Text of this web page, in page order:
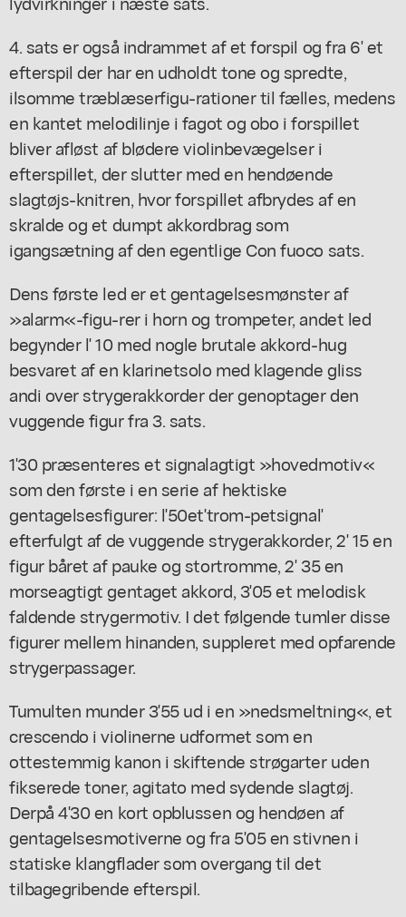
4. sats er også indrammet af et forspil og fra 6' et
efterspil der har en udholdt tone og spredte,
ilsomme træblæserfigu-rationer til fælles, medens
en kantet melodilinje i fagot og obo i forspillet
bliver afløst af blødere violinbevægelser i
efterspillet, der slutter med en hendøende
slagtøjs-knitren, hvor forspillet afbrydes af en
skralde og et dumpt akkordbrag som
igangsætning af den egentlige Con fuoco sats.
Dens første led er et gentagelsesmønster af
»alarm«-figu-rer i horn og trompeter, andet led
begynder l' 10 med nogle brutale akkord-hug
besvaret af en klarinetsolo med klagende gliss
andi over strygerakkorder der genoptager den
vuggende figur fra 3. sats.
1'30 præsenteres et signalagtigt »hovedmotiv«
som den første i en serie af hektiske
gentagelsesfigurer: l'50et'trom-petsignal'
efterfulgt af de vuggende strygerakkorder, 2' 15 en
figur båret af pauke og stortromme, 2' 35 en
morseagtigt gentaget akkord, 3'05 et melodisk
faldende strygermotiv. I det følgende tumler disse
figurer mellem hinanden, suppleret med opfarende
strygerpassager.
Tumulten munder 3'55 ud i en »nedsmeltning«, et
crescendo i violinerne udformet som en
ottestemmig kanon i skiftende strøgarter uden
fikserede toner, agitato med sydende slagtøj.
Derpå 4'30 en kort opblussen og hendøen af
gentagelsesmotiverne og fra 5'05 en stivnen i
statiske klangflader som overgang til det
tilbagegribende efterspil.